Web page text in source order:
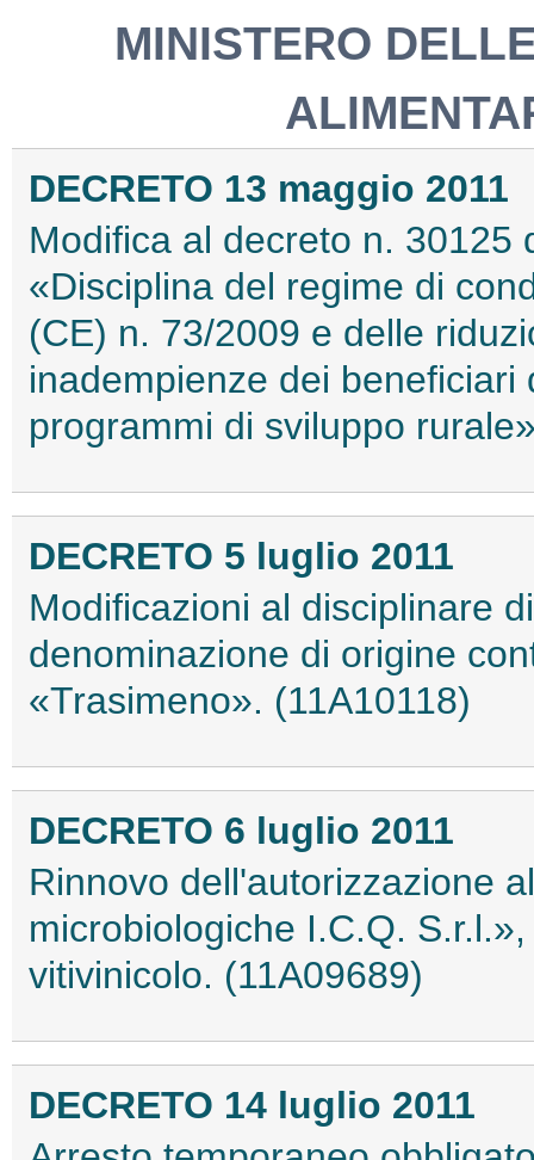
MINISTERO
DECRETO 13 maggio 2011
Modifica al decreto n. 30125
«Disciplina del regime di
(CE) n. 73/2009 e delle
inadempienze dei
programmi di sviluppo
DECRETO 5 luglio 2011
Modificazioni al disciplinare
denominazione di origine
«Trasimeno». (11A10118)
DECRETO 6 luglio 2011
Rinnovo dell'autorizzazione
microbiologiche I.C.Q.
vitivinicolo. (11A09689)
DECRETO 14 luglio 2011